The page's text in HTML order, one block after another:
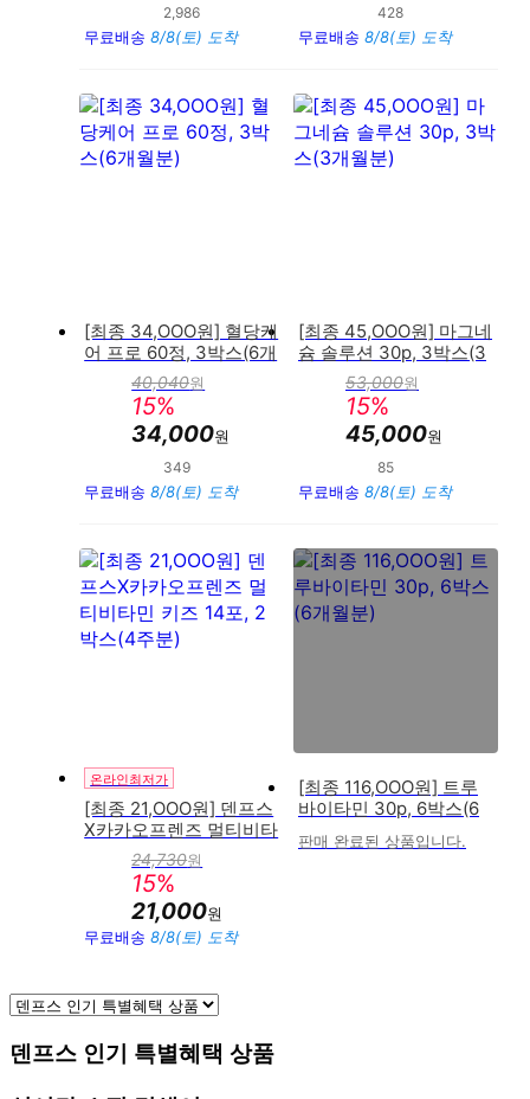
2,986
무료배송 8/8(토) 도착
428
무료배송 8/8(토) 도착
[최종 34,OOO원] 혈당케
어 프로 60정, 3박스(6개
40,040원
15%
34,000원
349
무료배송 8/8(토) 도착
[최종 45,OOO원] 마그네
슘 솔루션 30p, 3박스(3
개월분)53,000원
15%
45,000원
85
무료배송 8/8(토) 도착
온라인최저가
[최종 21,OOO원] 덴프스
X카카오프렌즈 멀티비타
민 키즈 14포, 2박스(4주
24,730원
15%
21,000원
무료배송 8/8(토) 도착
[최종 116,OOO원] 트루
바이타민 30p, 6박스(6
개월분)
판매 완료된 상품입니다.
덴프스 인기 특별혜택 상품